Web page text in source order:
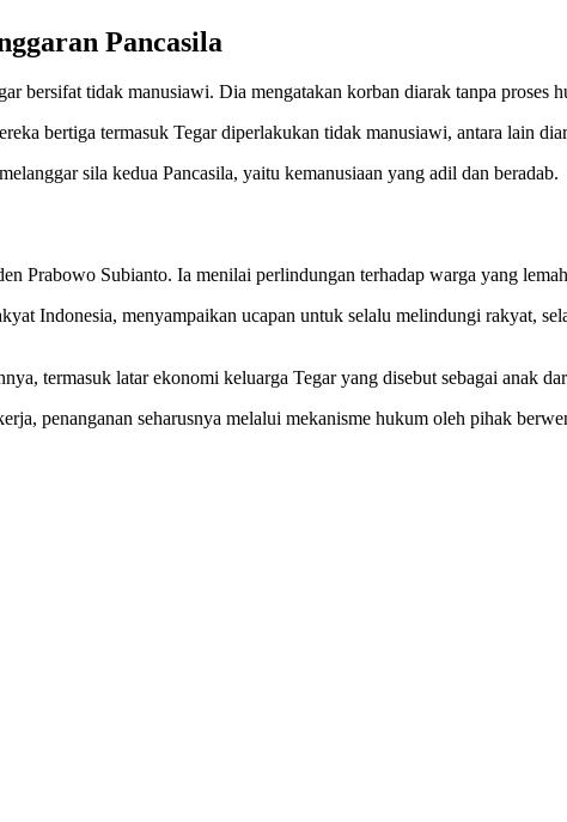
Pancasila
bersifat tidak manusiawi. Dia mengatakan korban diarak tanpa proses
bertiga termasuk Tegar diperlakukan tidak manusiawi, antara lain
sila kedua Pancasila, yaitu kemanusiaan yang adil dan beradab.
Prabowo Subianto. Ia menilai perlindungan terhadap warga yang
Indonesia, menyampaikan ucapan untuk selalu melindungi rakyat,
termasuk latar ekonomi keluarga Tegar yang disebut sebagai anak
penanganan seharusnya melalui mekanisme hukum oleh pihak